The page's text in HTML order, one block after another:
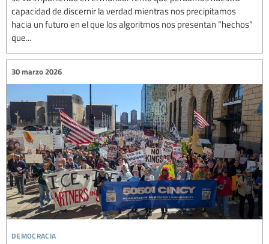
capacidad de discernir la verdad mientras nos precipitamos
hacia un futuro en el que los algoritmos nos presentan “hechos”
que...
democracia
30 marzo 2026